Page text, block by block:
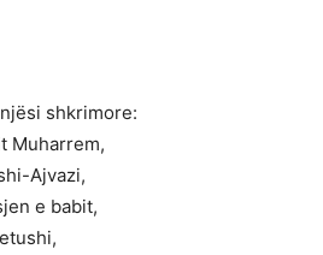
shkrimore:
Muharrem,
Ajvazi,
e babit,